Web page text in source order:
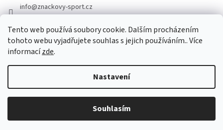
Tento web používá soubory cookie. Dalším procházením
tohoto webu vyjadřujete souhlas s jejich používáním.. Více
informacízde.
Nastavení
Souhlasím
DOVOLENÁ - objednávky přijaté nyní odešleme v pondělí 10.8.
info@znackovy-sport.cz
Vytvořil Shoptet
Značkový sport. Všechna práva vyhrazena.